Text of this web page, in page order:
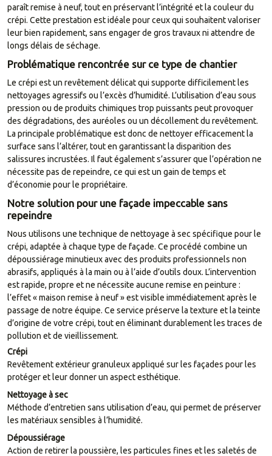
paraît remise à neuf, tout en préservant l’intégrité et la couleur du
crépi. Cette prestation est idéale pour ceux qui souhaitent valoriser
leur bien rapidement, sans engager de gros travaux ni attendre de
longs délais de séchage.
Problématique rencontrée sur ce type de chantier
Le crépi est un revêtement délicat qui supporte difficilement les
nettoyages agressifs ou l’excès d’humidité. L’utilisation d’eau sous
pression ou de produits chimiques trop puissants peut provoquer
des dégradations, des auréoles ou un décollement du revêtement.
La principale problématique est donc de nettoyer efficacement la
surface sans l’altérer, tout en garantissant la disparition des
salissures incrustées. Il faut également s’assurer que l’opération ne
nécessite pas de repeindre, ce qui est un gain de temps et
d’économie pour le propriétaire.
Notre solution pour une façade impeccable sans
repeindre
Nous utilisons une technique de nettoyage à sec spécifique pour le
crépi, adaptée à chaque type de façade. Ce procédé combine un
dépoussiérage minutieux avec des produits professionnels non
abrasifs, appliqués à la main ou à l’aide d’outils doux. L’intervention
est rapide, propre et ne nécessite aucune remise en peinture :
l’effet « maison remise à neuf » est visible immédiatement après le
passage de notre équipe. Ce service préserve la texture et la teinte
d’origine de votre crépi, tout en éliminant durablement les traces de
pollution et de vieillissement.
Crépi
Revêtement extérieur granuleux appliqué sur les façades pour les
protéger et leur donner un aspect esthétique.
Nettoyage à sec
Méthode d’entretien sans utilisation d’eau, qui permet de préserver
les matériaux sensibles à l’humidité.
Dépoussiérage
Action de retirer la poussière, les particules fines et les saletés de